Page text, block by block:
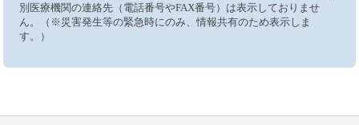
別医療機関の連絡先（電話番号やFAX番号）は表示しておりませ
ん。（※災害発生等の緊急時にのみ、情報共有のため表示しま
す。）